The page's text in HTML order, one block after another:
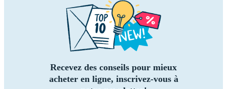
Recevez des conseils pour mieux
acheter en ligne, inscrivez-vous à